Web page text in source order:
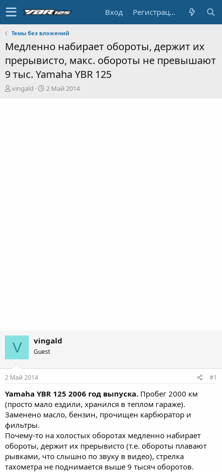
Вход Регистрация
Темы без вложений
Медленно набирает обороты, держит их
прерывисто, макс. обороты не превышают
9 тыс. Yamaha YBR 125
А
в
vingald
Д
а
2 Май 2014
V vingald
Guest
2 Май 2014 #1
Yamaha YBR 125 2006 год выпуска. Пробег 2000 км
(просто мало ездили, хранился в теплом гараже).
Заменено масло, бензин, прочищен карбюратор и
фильтры.
Почему-то на холостых оборотах медленно набирает
обороты, держит их прерывисто (т.е. обороты плавают
рывками, что слышно по звуку в видео), стрелка
тахометра не поднимается выше 9 тысяч оборотов.